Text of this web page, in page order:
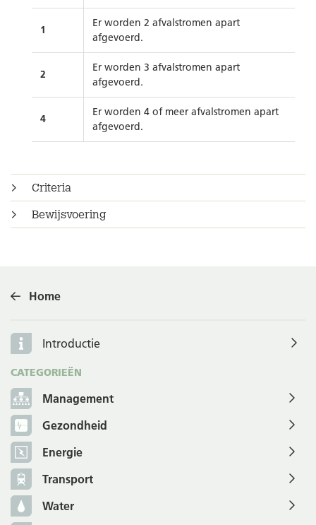
1
Er worden 2 afvalstromen apart
afgevoerd.
2
Er worden 3 afvalstromen apart
afgevoerd.
4
Er worden 4 of meer afvalstromen apart
afgevoerd.
Criteria
Bewijsvoering
Home
Introductie
CATEGORIEËN
Management
Gezondheid
Energie
Transport
Water